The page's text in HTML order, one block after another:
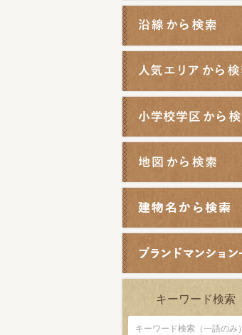
キーワード検索
キーワード検索（一語のみ）